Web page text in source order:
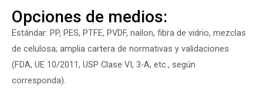
Opciones de medios:
Estándar: PP, PES, PTFE, PVDF, nailon, fibra de vidrio, mezclas
de celulosa; amplia cartera de normativas y validaciones
(FDA, UE 10/2011, USP Clase VI, 3-A, etc., según
corresponda).